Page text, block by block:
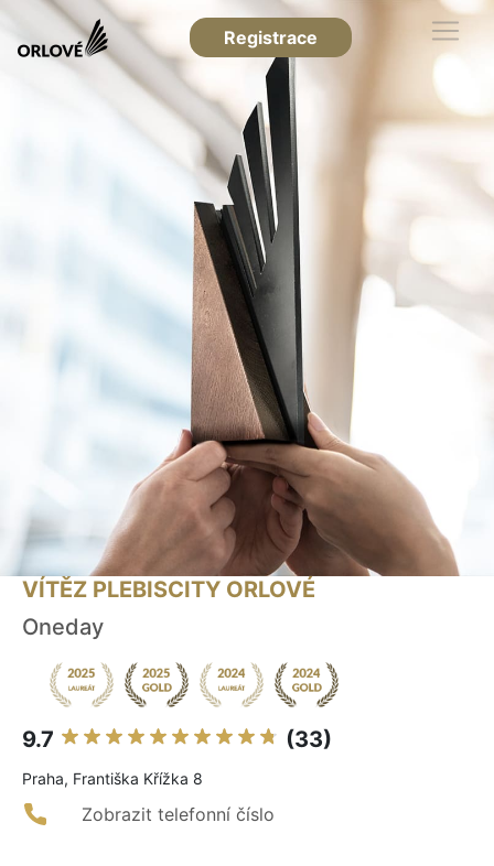
Registrace
VÍTĚZ PLEBISCITY ORLOVÉ
Oneday
9.7 (33)
Praha, Františka Křížka 8
Zobrazit telefonní číslo